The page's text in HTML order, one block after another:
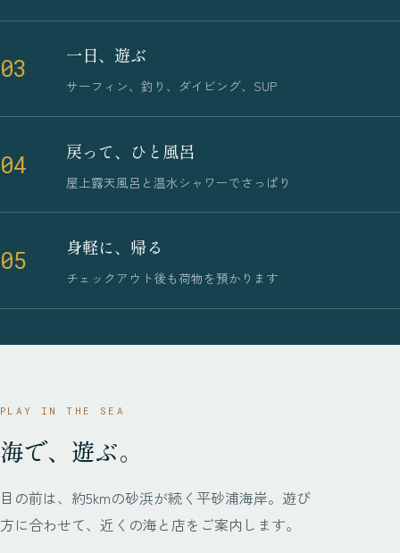
03 一日、遊ぶ
サーフィン、釣り、ダイビング、SUP
04 戻って、ひと風呂
屋上露天風呂と温水シャワーでさっぱり
05 身軽に、帰る
チェックアウト後も荷物を預かります
PLAY IN THE SEA
海で、遊ぶ。
目の前は、約5kmの砂浜が続く平砂浦海岸。遊び
方に合わせて、近くの海と店をご案内します。